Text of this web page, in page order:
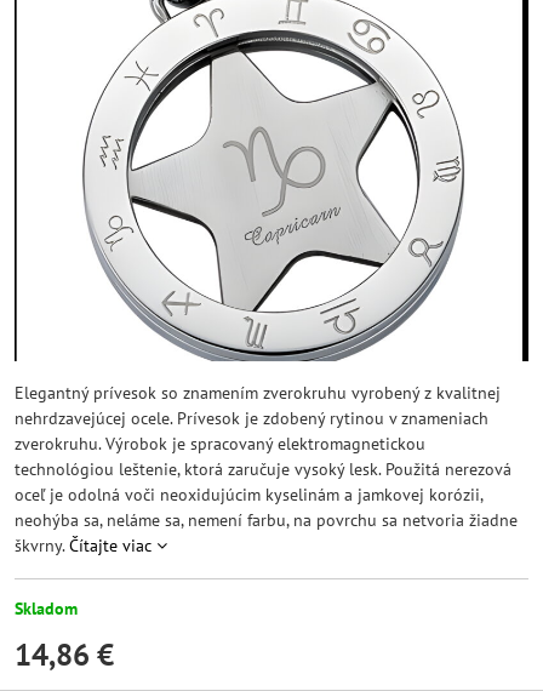
Elegantný prívesok so znamením zverokruhu vyrobený z kvalitnej
nehrdzavejúcej ocele. Prívesok je zdobený rytinou v znameniach
zverokruhu. Výrobok je spracovaný elektromagnetickou
technológiou leštenie, ktorá zaručuje vysoký lesk. Použitá nerezová
oceľ je odolná voči neoxidujúcim kyselinám a jamkovej korózii,
neohýba sa, neláme sa, nemení farbu, na povrchu sa netvoria žiadne
škvrny.Čítajte viac
Skladom
14,86 €